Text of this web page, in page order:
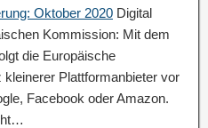
Oktober 2020 Digital
Kommission: Mit dem
die Europäische
Plattformanbieter vor
Facebook oder Amazon.